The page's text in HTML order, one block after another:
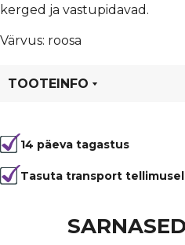
kerged ja vastupidavad.
Värvus: roosa
TOOTEINFO
Värvus
Roosa
Kuju
14 päeva tagastus
Tasuta transport